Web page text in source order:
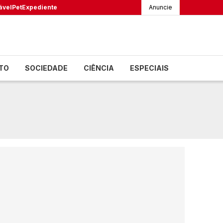
PetExpediente Anuncie
SOCIEDADE CIÊNCIA ESPECIAIS